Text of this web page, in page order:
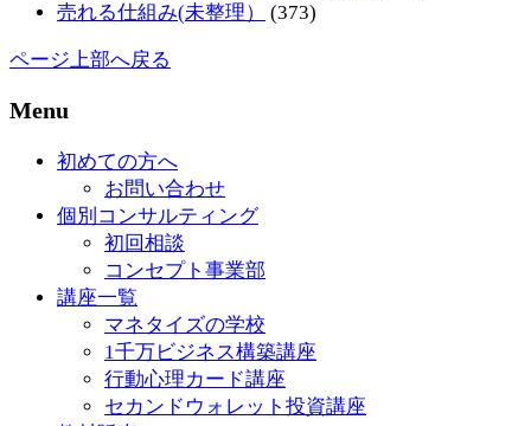
売れる仕組み(未整理）
(373)
ページ上部へ戻る
Menu
初めての方へ
お問い合わせ
個別コンサルティング
初回相談
コンセプト事業部
講座一覧
マネタイズの学校
1千万ビジネス構築講座
行動心理カード講座
セカンドウォレット投資講座